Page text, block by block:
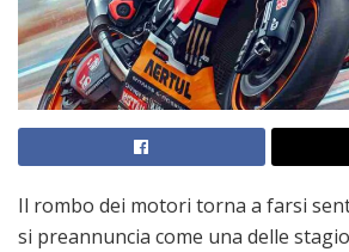
Il rombo dei motori torna a farsi
si preannuncia come una delle